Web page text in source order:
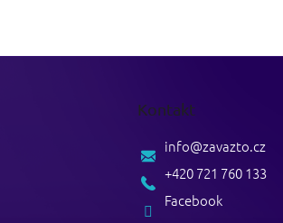
Kontakt
info@zavazto.cz
+420 721 760 133
Facebook